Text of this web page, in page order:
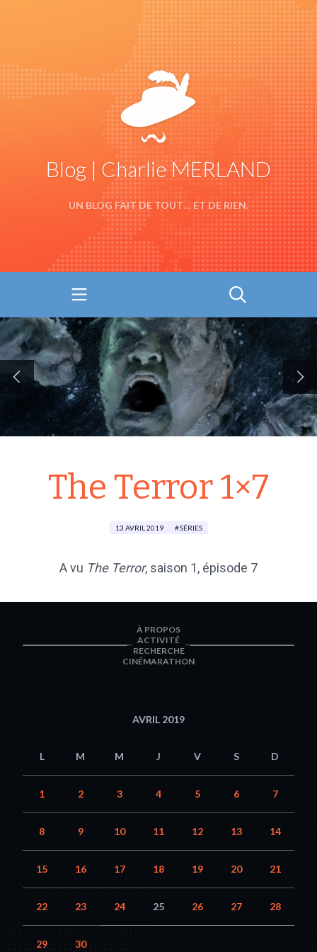
Blog | Charlie MERLAND
UN BLOG FAIT DE TOUT… ET DE RIEN.
The Terror 1×7
13 AVRIL 2019 SÉRIES
A vu The Terror, saison 1, épisode 7
À PROPOS
ACTIVITÉ
RECHERCHE
CINÉMARATHON
AVRIL 2019
L M M J V S D
1 2 3 4 5 6 7
8 9 10 11 12 13 14
15 16 17 18 19 20 21
22 23 24 25 26 27 28
29 30